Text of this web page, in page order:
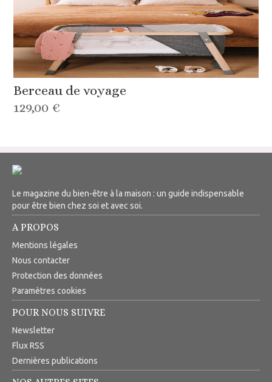
Berceau de voyage
129,00 €
Le magazine du bien-être à la maison : un guide indispensable
pour être bien chez soi et avec soi.
A PROPOS
Mentions légales
Nous contacter
Protection des données
Paramètres cookies
POUR NOUS SUIVRE
Newsletter
Flux RSS
Dernières publications